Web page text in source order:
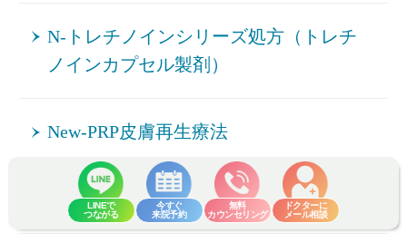
LINEで
つながる
今すぐ
来院予約
無料
カウンセリング
ドクターに
メール相談
N-トレチノインシリーズ処方（トレチ
ノインカプセル製剤）
New-PRP皮膚再生療法
POTENZA（ポテンツァ）_シワ